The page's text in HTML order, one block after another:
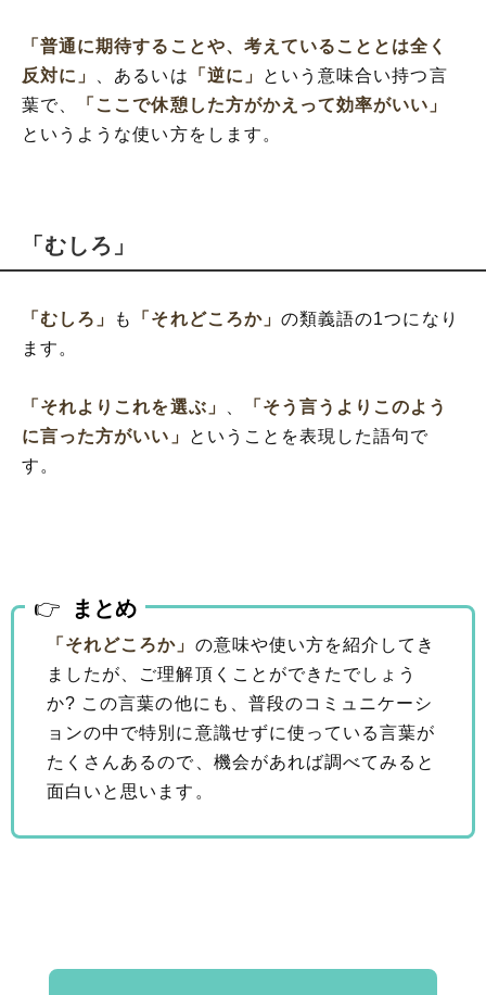
「普通に期待することや、考えていることとは全く
反対に」
、あるいは 「逆に」
という意味合い持つ言
葉で、
「ここで休憩した方がかえって効率がいい」
というような使い方をします。
「むしろ」
「むしろ」 も 「それどころか」 の類義語の1つになり
ます。
「それよりこれを選ぶ」
「そう言うよりこのよう
に言った方がいい」
ということを表現した語句で
す。
まとめ
「それどころか」 の意味や使い方を紹介してき
ましたが、ご理解頂くことができたでしょう
か? この言葉の他にも、普段のコミュニケーシ
ョンの中で特別に意識せずに使っている言葉が
たくさんあるので、機会があれば調べてみると
面白いと思います。